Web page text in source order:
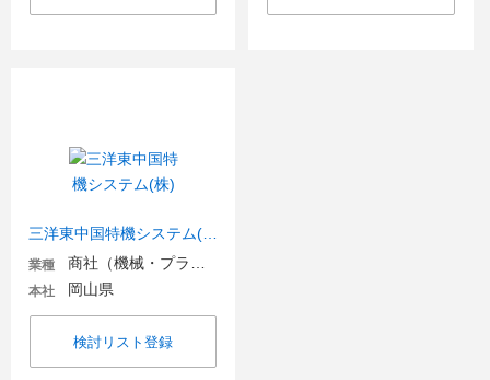
業種
本社 岡山県
検討リスト登録